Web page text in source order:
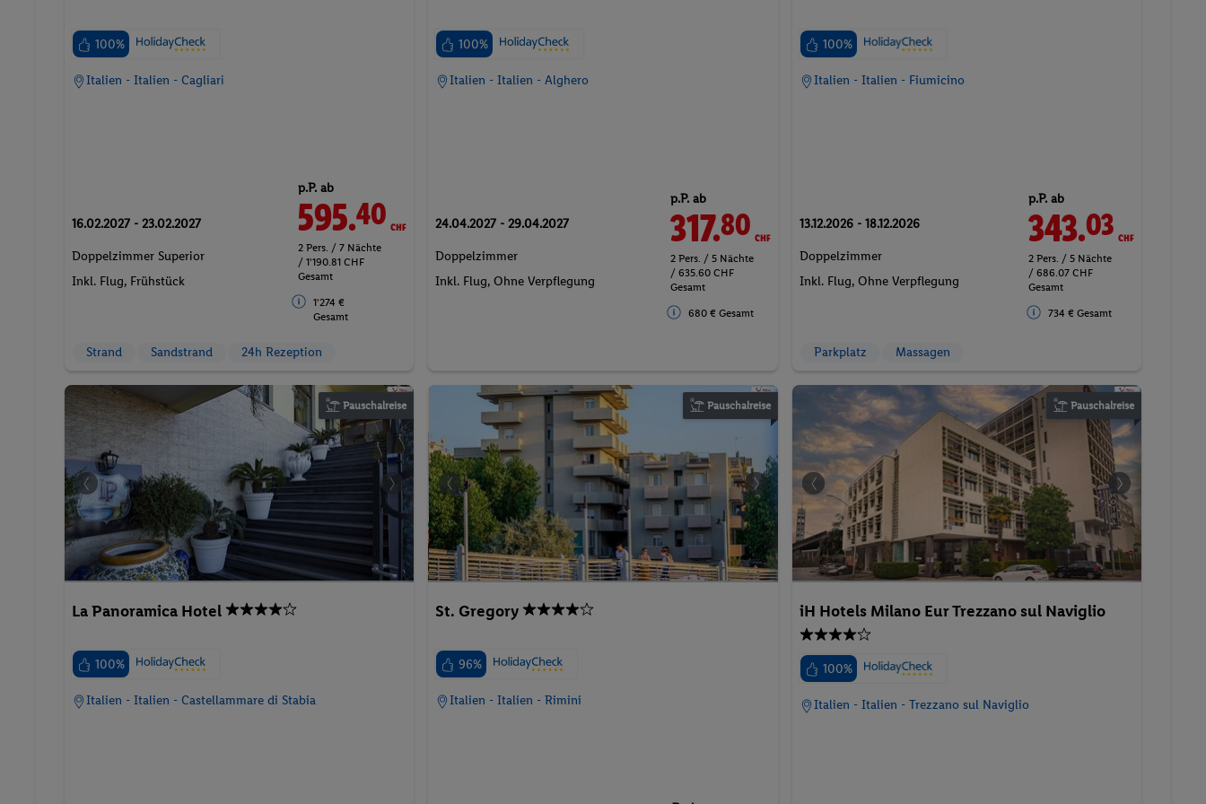
100%
Italien - Italien - Cagliari
16.02.2027 - 23.02.2027
Doppelzimmer Superior
Inkl. Flug, Frühstück
p.P. ab
595.40CHF
2 Pers. / 7 Nächte
/ 1'190.81 CHF
Gesamt
1'274 €
Gesamt
Strand Sandstrand 24h Rezeption
100%
Italien - Italien - Alghero
24.04.2027 - 29.04.2027
Doppelzimmer
Inkl. Flug,Ohne Verpflegung
p.P. ab
317.80CHF
2 Pers. / 5 Nächte
/ 635.60 CHF
Gesamt
680 € Gesamt
100%
Italien - Italien - Fiumicino
13.12.2026 - 18.12.2026
Doppelzimmer
Inkl. Flug, Ohne Verpflegung
p.P. ab
343.03CHF
2 Pers. / 5 Nächte
/ 686.07 CHF
Gesamt
734 € Gesamt
Parkplatz Massagen
Pauschalreise
La Panoramica Hotel
100%
Italien - Italien - Castellammare di Stabia
Pauschalreise
St. Gregory
96%
Italien - Italien - Rimini
Pauschalreise
iH Hotels Milano Eur Trezzano sul Naviglio
100%
Italien - Italien - Trezzano sul Naviglio